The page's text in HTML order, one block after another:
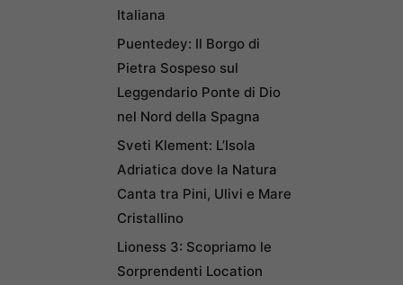
Italiana
Puentedey: Il Borgo di
Pietra Sospeso sul
Leggendario Ponte di Dio
nel Nord della Spagna
Sveti Klement: L’Isola
Adriatica dove la Natura
Canta tra Pini, Ulivi e Mare
Cristallino
Lioness 3: Scopriamo le
Sorprendenti Location